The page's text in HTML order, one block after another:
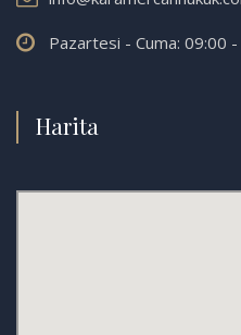
Pazartesi - Cuma: 09:00
Harita